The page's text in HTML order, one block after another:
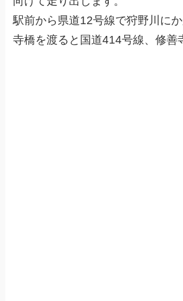
駅前から県道12号線で狩野川に
寺橋を渡ると国道414号線、修善